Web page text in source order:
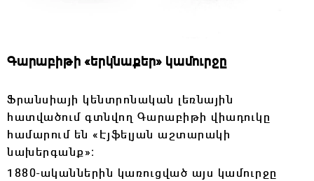
Գարաբիթի «երկնաքեր» կամուրջը
Ֆրանսիայի կենտրոնական լեռնային
հատվածում գտնվող Գարաբիթի վիադուկը
համարում են «Էյֆելյան աշտարակի
նախերգանք»։
1880-ականներին կառուցված այս կամուրջը